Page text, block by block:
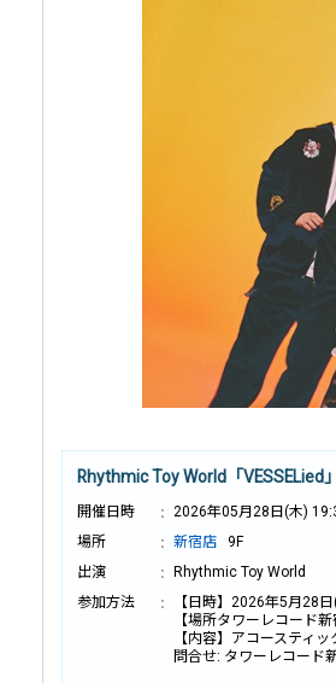
Rhythmic Toy World「
開催日時
2026年05月28日(木)
場所
新宿店
9F
出演
Rhythmic Toy World
参加方法
【日時】2026年5月28
【場所タワーレコード
【内容】アコースティ
問合せ: タワーレコード